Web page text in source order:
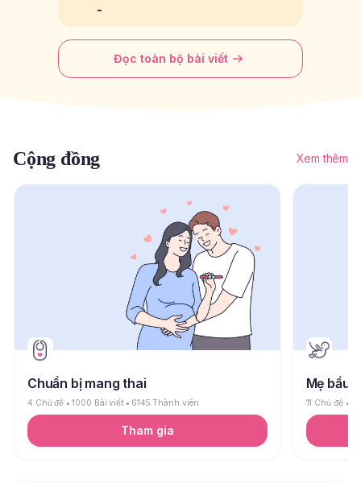
-
Đọc toàn bộ bài viết
Cộng đồng Xem thêm
Chuẩn bị mang thai
4 Chủ đề 1000 Bài viết 6145 Thành viên
Tham gia
Mẹ bầu
11 Chủ đề